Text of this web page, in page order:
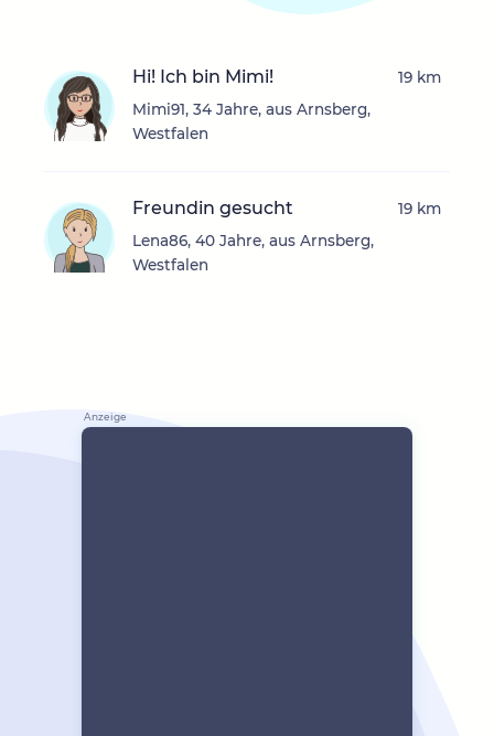
Hi! Ich bin Mimi!
Mimi91, 34 Jahre, aus Arnsberg,
Westfalen
19 km
Freundin gesucht
Lena86, 40 Jahre, aus Arnsberg,
Westfalen
19 km